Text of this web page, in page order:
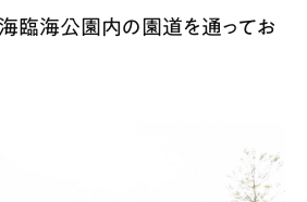
臨海公園内の園道を通ってお